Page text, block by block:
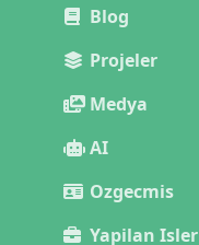
Blog
Projeler
Medya
AI
Ozgecmis
Yapilan Isler